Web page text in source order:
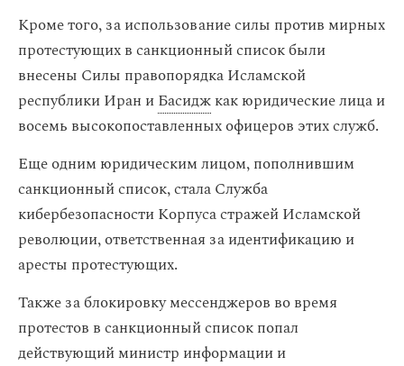
Кроме того, за использование силы против мирных
протестующих в санкционный список были
внесены Силы правопорядка Исламской
республики Иран иБасиджкак юридические лица и
восемь высокопоставленных офицеров этих служб.
Еще одним юридическим лицом, пополнившим
санкционный список, стала Служба
кибербезопасности Корпуса стражей Исламской
революции, ответственная за идентификацию и
аресты протестующих.
Также за блокировку мессенджеров во время
протестов в санкционный список попал
действующий министр информации и